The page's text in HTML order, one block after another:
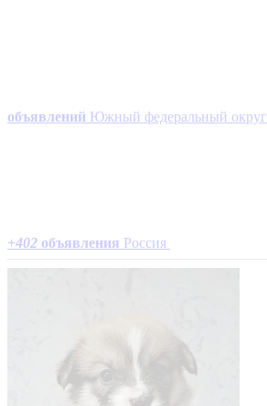
объявлений Южный федеральный округ
+402 объявления Россия